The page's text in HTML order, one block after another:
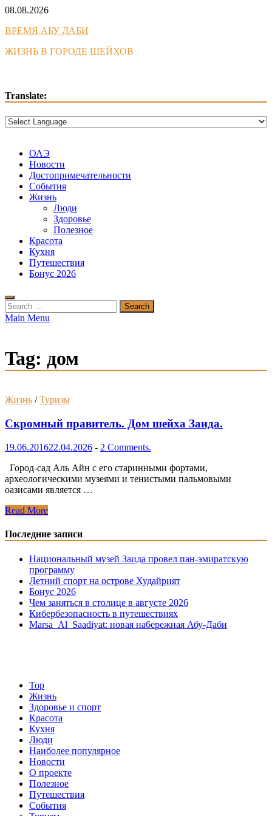
Skip
content
08.08.2026
ВРЕМЯ АБУ ДАБИ
ЖИЗНЬ В ГОРОДЕ ШЕЙХОВ
Translate:
ОАЭ
Новости
Достопримечательности
События
Жизнь
Люди
Здоровье
Полезное
Красота
Кухня
Путешествия
Бонус 2026
Search
for:
Main Menu
Tag: дом
Жизнь /Туризм
Скромный правитель. Дом шейха Заида.
19.06.201622.04.2026 - 2 Comments.
Город-сад Аль Айн с его старинными фортами,
археологическими музеями и тенистыми пальмовыми
оазисами является …
Скромный
Дом
шейха
Заида.
Read More
Последние записи
Национальный музей Заида провел пан-эмиратскую
программу
Летний спорт на острове Худайрият
Бонус 2026
Чем заняться в столице в августе 2026
Кибербезопасность в путешествиях
Marsa Al Saadiyat: новая на6ережная Абу-Даби
Top
Жизнь
Здоровье и спорт
Красота
Кухня
Люди
Наиболее популярное
Новости
О проекте
Полезное
Путешествия
События